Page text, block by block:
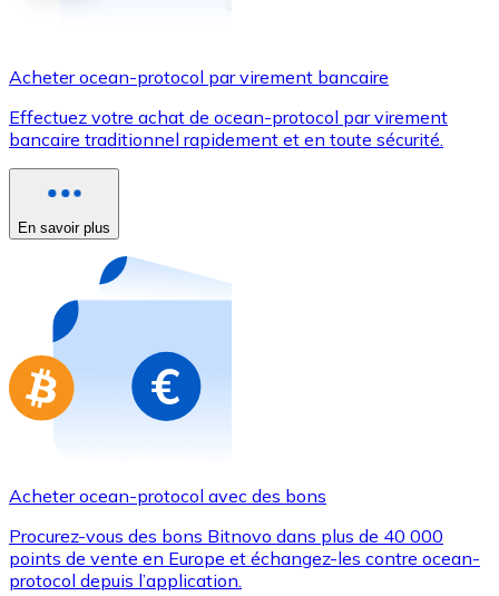
Utilisez les cartes Visa et Mastercard pour acheter
Acheter avec carte
Nouveau
Achetez des cartes-cadeaux de vos marques
Aller à la boutique de cartes-cadeaux
Acheter ocean-protocol par virement bancaire
Effectuez votre achat de ocean-protocol par virement
bancaire traditionnel rapidement et en toute sécurité.
En savoir plus
Acheter ocean-protocol avec des bons
Procurez-vous des bons Bitnovo dans plus de 40 000
points de vente en Europe et échangez-les contre ocean-
protocol depuis l’application.